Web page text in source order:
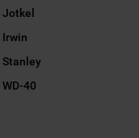
Jotkel
Irwin
Stanley
WD-40